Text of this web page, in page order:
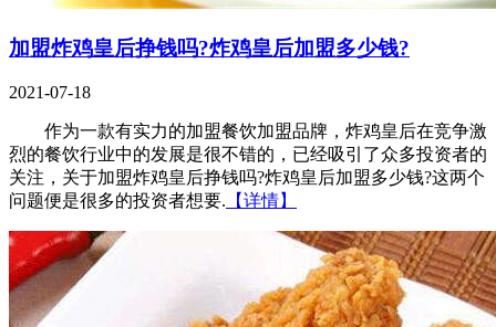
加盟炸鸡皇后挣钱吗?炸鸡皇后加盟多少钱?
2021-07-18
作为一款有实力的加盟餐饮加盟品牌，炸鸡皇后在竞争激
烈的餐饮行业中的发展是很不错的，已经吸引了众多投资者的
关注，关于加盟炸鸡皇后挣钱吗?炸鸡皇后加盟多少钱?这两个
问题便是很多的投资者想要. 【详情】